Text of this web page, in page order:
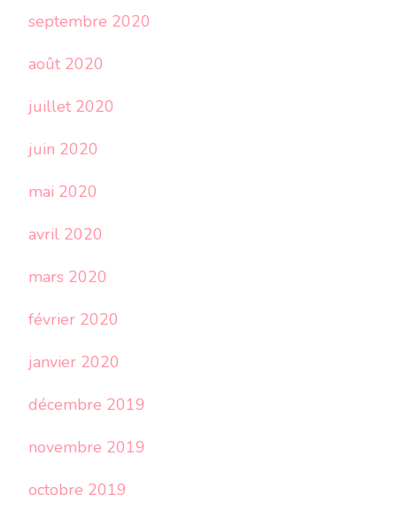
septembre 2020
août 2020
juillet 2020
juin 2020
mai 2020
avril 2020
mars 2020
février 2020
janvier 2020
décembre 2019
novembre 2019
octobre 2019